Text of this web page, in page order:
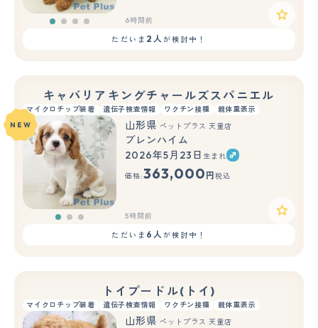
6時間前
ただいま 2人が検討中！
キャバリアキングチャールズスパニエル
マイクロチップ装着 遺伝子検査情報 ワクチン接種 親体重表示
もっと見る
NEW 山形県 ペットプラス 天童店
ブレンハイム
2026年5月23日 生まれ
価格:363,000 円 税込
5時間前
ただいま 6人が検討中！
トイプードル(トイ)
マイクロチップ装着 遺伝子検査情報 ワクチン接種 親体重表示
山形県 ペットプラス 天童店